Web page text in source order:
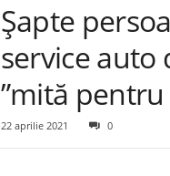
Șapte
service auto
”mită pentru
22 aprilie 2021 0